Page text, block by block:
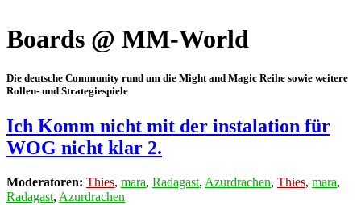
Boards @ MM-World
Die deutsche Community rund um die Might and Magic Reihe sowie weitere
Rollen- und Strategiespiele
Ich Komm nicht mit der instalation für
WOG nicht klar 2.
Moderatoren: Thies, mara, Radagast, Azurdrachen, Thies, mara,
Radagast, Azurdrachen